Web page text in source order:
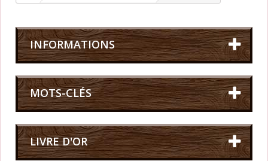
INFORMATIONS
MOTS-CLÉS
LIVRE D'OR